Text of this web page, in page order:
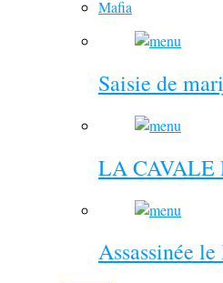
Mafia
Saisie de
LA CAVALE
Assassinée